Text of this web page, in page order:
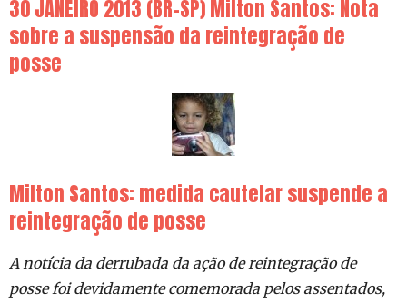
30 JANEIRO 2013 (BR-SP) Milton Santos: Nota
sobre a suspensão da reintegração de
posse
Milton Santos: medida cautelar suspende a
reintegração de posse
A notícia da derrubada da ação de reintegração de
posse foi devidamente comemorada pelos assentados,